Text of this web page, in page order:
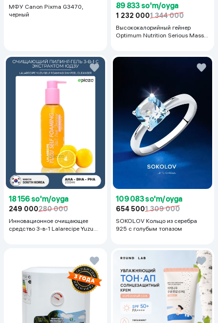
МФУ Canon Pixma G3470,
черный
89 833 so'm/oyga
1 232 0001 344 000
Высококалорийный гейнер
Optimum Nutrition Serious Mass,
18 156 so'm/oyga
249 000280 000
Инновационное очищающее
средство 3-в-1 Lalarecipe Yuzu
109 083 so'm/oyga
654 5001 309 000
SOKOLOV Кольцо из серебра
925 с голубым топазом